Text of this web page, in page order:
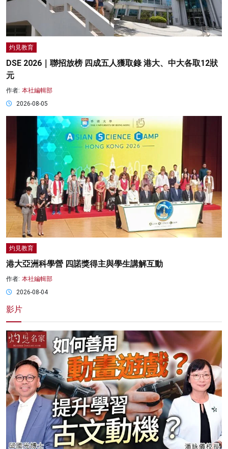
灼見教育
DSE 2026｜聯招放榜 四成五人獲取錄 港大、中大各取12狀
元
作者: 本社編輯部
2026-08-05
灼見教育
港大亞洲科學營 四諾獎得主與學生講解互動
作者: 本社編輯部
2026-08-04
影片